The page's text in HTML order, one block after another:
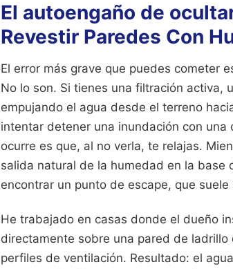
El autoengaño de
Revestir Paredes Con
El error más grave que puedes cometer
No lo son. Si tienes una filtración activa,
empujando el agua desde el terreno
intentar detener una inundación con
ocurre es que, al no verla, te relajas.
salida natural de la humedad en la
encontrar un punto de escape, que
He trabajado en casas donde el dueño
directamente sobre una pared de
perfiles de ventilación. Resultado: el